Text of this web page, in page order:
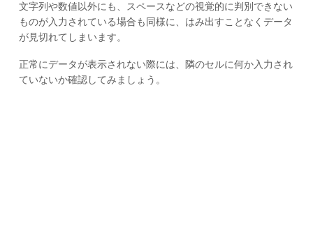
文字列や数値以外にも、スペースなどの視覚的に判別できない
ものが入力されている場合も同様に、はみ出すことなくデータ
が見切れてしまいます。
正常にデータが表示されない際には、隣のセルに何か入力され
ていないか確認してみましょう。